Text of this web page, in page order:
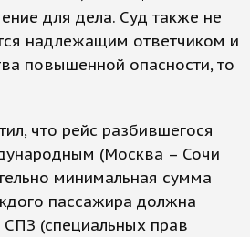
для дела. Суд также не
надлежащим ответчиком и
повышенной опасности, то
что рейс разбившегося
(Москва – Сочи
минимальная сумма
пассажира должна
СПЗ (специальных прав